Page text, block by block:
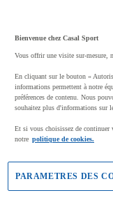
Bienvenue chez Casal Sport
Vous offrir une visite sur-mesure,
En cliquant sur le bouton «
informations permettent à notre
préférences de contenu. Nous
souhaitez plus d'informations sur
Et si vous choisissez de continuer
notre politique de cookies.
PARAMETRES DES